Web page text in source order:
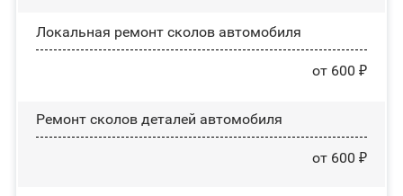
Локальная ремонт сколов автомобиля
от 600 ₽
Ремонт сколов деталей автомобиля
от 600 ₽